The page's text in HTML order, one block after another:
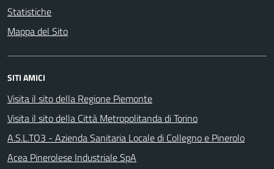
Statistiche
Mappa del Sito
SITI AMICI
Visita il sito della Regione Piemonte
Visita il sito della Città Metropolitanda di Torino
A.S.L.TO3 - Azienda Sanitaria Locale di Collegno e Pinerolo
Acea Pinerolese Industriale SpA